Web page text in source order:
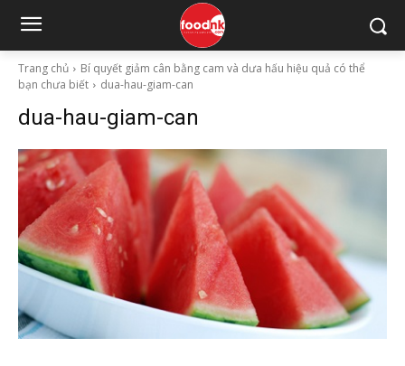
Trang chủ
Bí quyết giảm cân bằng cam và dưa hấu hiệu quả có thể
bạn chưa biết
dua-hau-giam-can
dua-hau-giam-can